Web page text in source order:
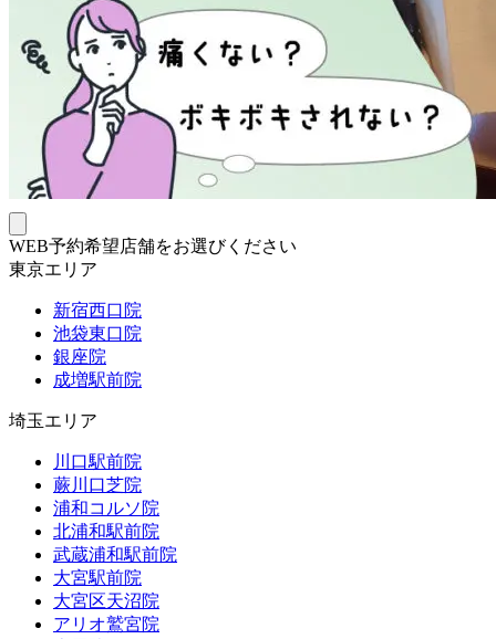
WEB予約希望店舗をお選びください
東京エリア
新宿西口院
池袋東口院
銀座院
成増駅前院
埼玉エリア
川口駅前院
蕨川口芝院
浦和コルソ院
北浦和駅前院
武蔵浦和駅前院
大宮駅前院
大宮区天沼院
アリオ鷲宮院